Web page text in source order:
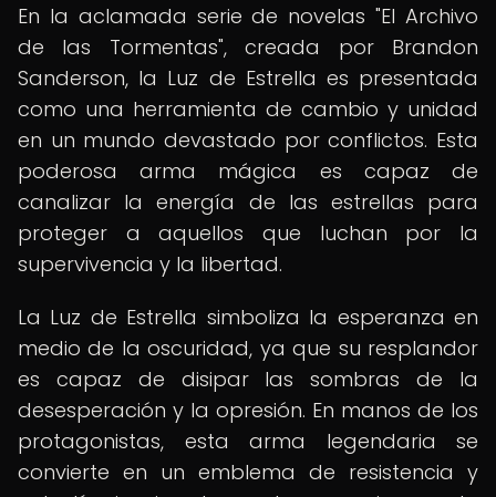
En la aclamada serie de novelas "El Archivo
de las Tormentas", creada por Brandon
Sanderson, la Luz de Estrella es presentada
como una herramienta de cambio y unidad
en un mundo devastado por conflictos. Esta
poderosa arma mágica es capaz de
canalizar la energía de las estrellas para
proteger a aquellos que luchan por la
supervivencia y la libertad.
La Luz de Estrella simboliza la esperanza en
medio de la oscuridad, ya que su resplandor
es capaz de disipar las sombras de la
desesperación y la opresión. En manos de los
protagonistas, esta arma legendaria se
convierte en un emblema de resistencia y